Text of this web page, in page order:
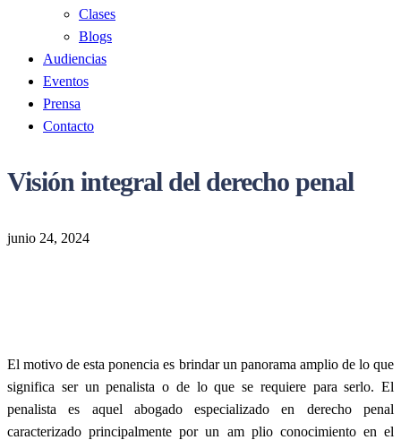
Clases
Blogs
Audiencias
Eventos
Prensa
Contacto
Visión integral del derecho penal
junio 24, 2024
El motivo de esta ponencia es brindar un panorama amplio de lo que
significa ser un penalista o de lo que se requiere para serlo. El
penalista es aquel abogado especializado en derecho penal
caracterizado principalmente por un am plio conocimiento en el